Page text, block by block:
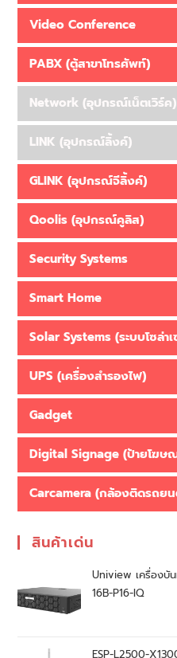
Video Conference
PABX (ตู้สาขาโทรศัพท์)
Network (อุปกรณ์เน็ตเวิร์ค)
LINK (อุปกรณ์ลิ้งค์)
GLINK (อุปกรณ์จีลิ้งค์)
Qoolis (อุปกรณ์คูลิส)
Security Systems
Smart Home
Solar Systems (ระบบโซล่า
UPS (เครื่องสำรองไฟ)
Gadget
Digital Signage (ป้ายโฆษ
Carcamera (กล้องติดรถย
สินค้าเด่น
Uniview เครื่องบั
16B-P16-IQ
ESP-L2500-